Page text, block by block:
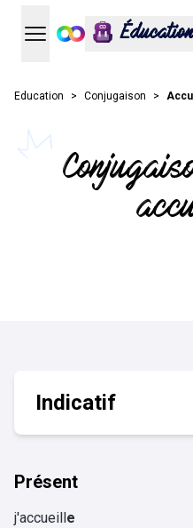
Ouvrir le menu principal
Education Conjugaison
Indicatif
Présent
j'accueille